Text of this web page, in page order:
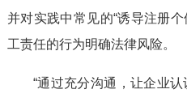
并对实践中常见的“诱导注册个
工责任的行为明确法律风险。
“通过充分沟通，让企业